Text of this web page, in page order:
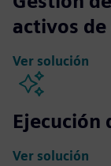
activos
Ver solución
Ejecución
Ver solución